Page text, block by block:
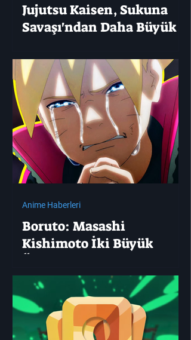
Jujutsu Kaisen, Sukuna
Savaşı'ndan Daha Büyük
Boruto: Masashi
Kishimoto İki Büyük
Anime Haberleri